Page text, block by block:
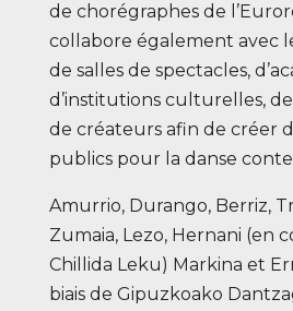
de chorégraphes de
collabore également avec
de salles de spectacles,
d’institutions culturelles,
de créateurs afin de créer
publics pour la danse
Amurrio, Durango, Berriz,
Zumaia, Lezo, Hernani (en
Chillida Leku) Markina et
biais de Gipuzkoako